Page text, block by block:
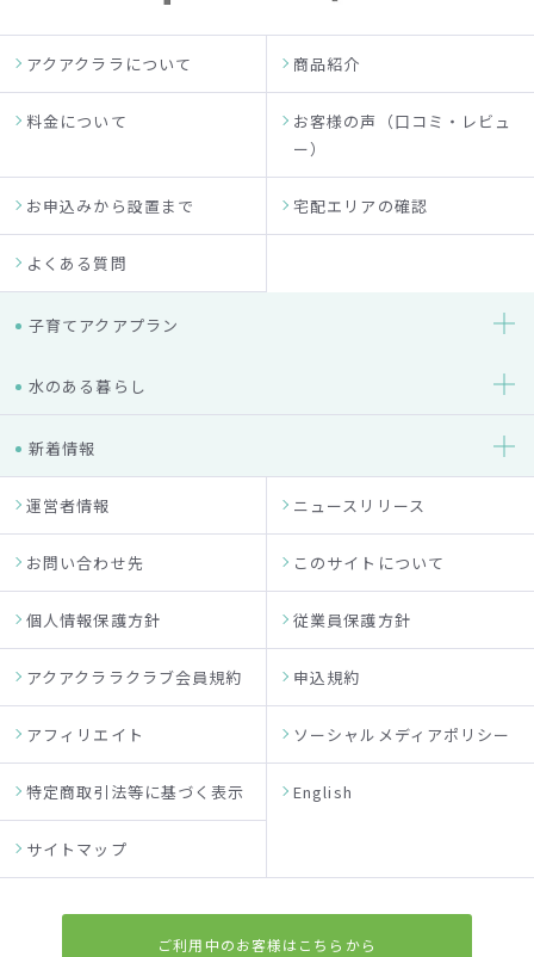
アクアクララについて 商品紹介
料金について
お客様の声（口コミ・レビュ
ー）
お申込みから設置まで 宅配エリアの確認
よくある質問
子育てアクアプラン
水のある暮らし
新着情報
運営者情報 ニュースリリース
お問い合わせ先 このサイトについて
個人情報保護方針 従業員保護方針
アクアクララクラブ会員規約 申込規約
アフィリエイト ソーシャルメディアポリシー
特定商取引法等に基づく表示 English
サイトマップ
ご利用中のお客様はこちらから